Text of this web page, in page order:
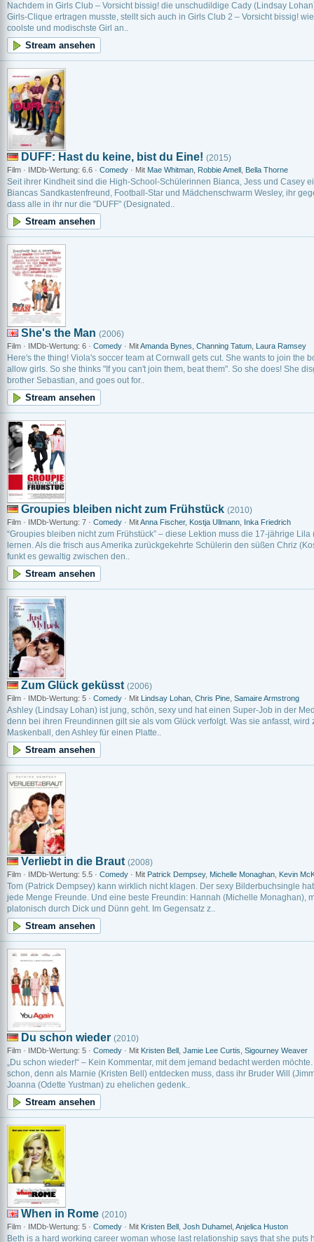
Nachdem in Girls Club – Vorsicht bissig! die unschudildige Cady (Lindsay
Girls-Clique ertragen musste, stellt sich auch in Girls Club 2 – Vorsicht bissig!
coolste und modischste Girl an..
Stream ansehen
DUFF: Hast du keine, bist du Eine! (2015)
Film · IMDb-Wertung: 6.6 · Comedy · Mit Mae Whitman Robbie Amell Bella Thorne
Seit ihrer Kindheit sind die High-School-Schülerinnen Bianca, Jess und Casey
Biancas Sandkastenfreund, Football-Star und Mädchenschwarm Wesley, ihr
dass alle in ihr nur die "DUFF" (Designated..
Stream ansehen
She's the Man (2006)
Film · IMDb-Wertung: 6 · Comedy · MitAmanda Bynes Channing Tatum Laura Ramsey
Here's the thing! Viola's soccer team at Cornwall gets cut. She wants to join the
allow girls. So she thinks "If you can't join them, beat them". So she does! She
brother Sebastian, and goes out for..
Stream ansehen
Groupies bleiben nicht zum Frühstück (2010)
Film · IMDb-Wertung: 7 · Comedy · MitAnna Fischer, Kostja Ullmann Inka Friedrich
“Groupies bleiben nicht zum Frühstück” – diese Lektion muss die 17-jährige
lernen. Als die frisch aus Amerika zurückgekehrte Schülerin den süßen Chriz
funkt es gewaltig zwischen den..
Stream ansehen
Zum Glück geküsst (2006)
Film · IMDb-Wertung: 5 · Comedy · Mit Lindsay Lohan Chris Pine Samaire Armstrong
Ashley (Lindsay Lohan) ist jung, schön, sexy und hat einen Super-Job in der
denn bei ihren Freundinnen gilt sie als vom Glück verfolgt. Was sie anfasst, wird
Maskenball, den Ashley für einen Platte..
Stream ansehen
Verliebt in die Braut (2008)
Film · IMDb-Wertung: 5.5 · Comedy · Mit Patrick Dempsey, Michelle Monaghan Kevin
Tom (Patrick Dempsey) kann wirklich nicht klagen. Der sexy Bilderbuchsingle
jede Menge Freunde. Und eine beste Freundin: Hannah (Michelle Monaghan),
platonisch durch Dick und Dünn geht. Im Gegensatz z..
Stream ansehen
Du schon wieder (2010)
Film · IMDb-Wertung: 5 · Comedy · Mit Kristen Bell Jamie Lee Curtis Sigourney Weaver
„Du schon wieder!“ – Kein Kommentar, mit dem jemand bedacht werden
schon, denn als Marnie (Kristen Bell) entdecken muss, dass ihr Bruder Will
Joanna (Odette Yustman) zu ehelichen gedenk..
Stream ansehen
When in Rome (2010)
Film · IMDb-Wertung: 5 · Comedy · Mit Kristen Bell Josh Duhamel Anjelica Huston
Beth is a hard working career woman whose last relationship says that she puts